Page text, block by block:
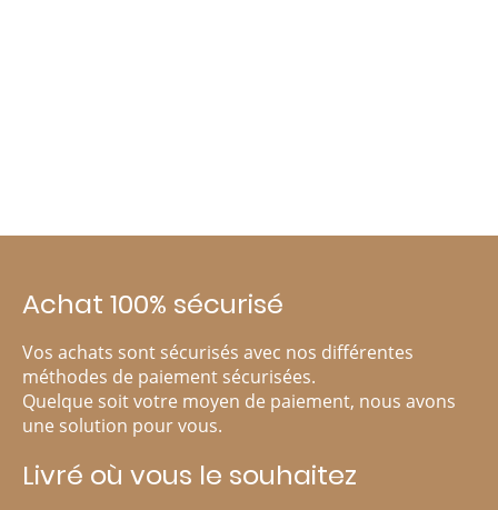
Achat 100% sécurisé
Vos achats sont sécurisés avec nos différentes
méthodes de paiement sécurisées.
Quelque soit votre moyen de paiement, nous avons
une solution pour vous.
Livré où vous le souhaitez